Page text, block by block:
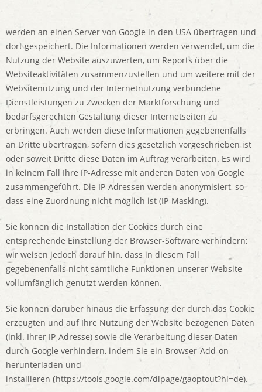
werden an einen Server von Google in den USA übertragen und
dort gespeichert. Die Informationen werden verwendet, um die
Nutzung der Website auszuwerten, um Reports über die
Websiteaktivitäten zusammenzustellen und um weitere mit der
Websitenutzung und der Internetnutzung verbundene
Dienstleistungen zu Zwecken der Marktforschung und
bedarfsgerechten Gestaltung dieser Internetseiten zu
erbringen. Auch werden diese Informationen gegebenenfalls
an Dritte übertragen, sofern dies gesetzlich vorgeschrieben ist
oder soweit Dritte diese Daten im Auftrag verarbeiten. Es wird
in keinem Fall Ihre IP-Adresse mit anderen Daten von Google
zusammengeführt. Die IP-Adressen werden anonymisiert, so
dass eine Zuordnung nicht möglich ist (IP-Masking).
Sie können die Installation der Cookies durch eine
entsprechende Einstellung der Browser-Software verhindern;
wir weisen jedoch darauf hin, dass in diesem Fall
gegebenenfalls nicht sämtliche Funktionen unserer Website
vollumfänglich genutzt werden können.
Sie können darüber hinaus die Erfassung der durch das Cookie
erzeugten und auf Ihre Nutzung der Website bezogenen Daten
(inkl. Ihrer IP-Adresse) sowie die Verarbeitung dieser Daten
durch Google verhindern, indem Sie ein Browser-Add-on
herunterladen und
installieren (https://tools.google.com/dlpage/gaoptout?hl=de).